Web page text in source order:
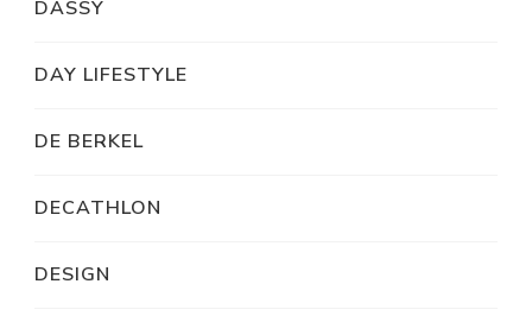
DASSY
DAY LIFESTYLE
DE BERKEL
DECATHLON
DESIGN